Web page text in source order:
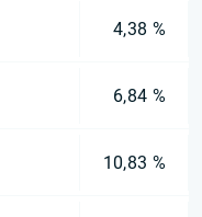
4,38 %
6,84 %
10,83 %